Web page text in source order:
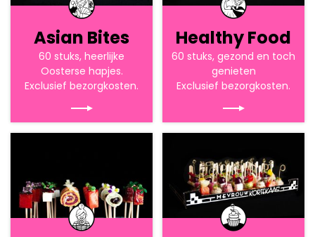
Asian Bites
60 stuks, heerlijke
Oosterse hapjes.
Exclusief bezorgkosten.
Healthy Food
60 stuks, gezond en toch
genieten
Exclusief bezorgkosten.